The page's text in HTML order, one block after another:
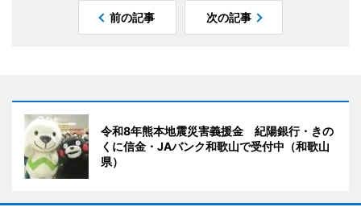
前の記事 次の記事
令和8年熊本地震災害義援金 紀陽銀行・きの
くに信金・JAバンク和歌山で受付中（和歌山
県）